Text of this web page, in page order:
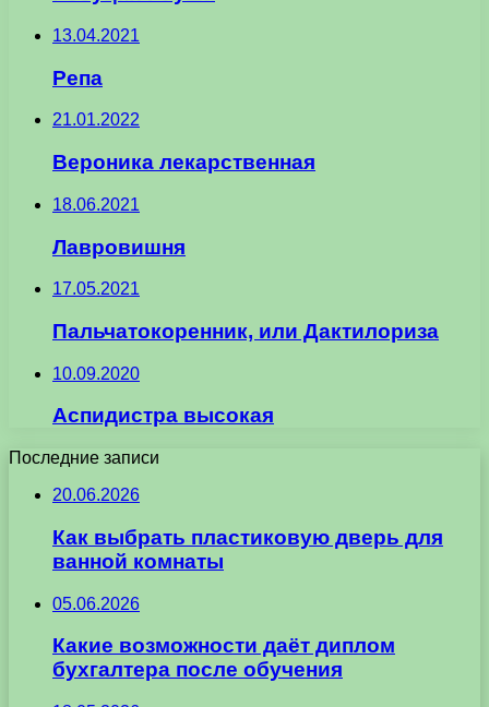
13.04.2021
Репа
21.01.2022
Вероника лекарственная
18.06.2021
Лавровишня
17.05.2021
Пальчатокоренник, или Дактилориза
10.09.2020
Аспидистра высокая
Последние записи
20.06.2026
Как выбрать пластиковую дверь для
ванной комнаты
05.06.2026
Какие возможности даёт диплом
бухгалтера после обучения